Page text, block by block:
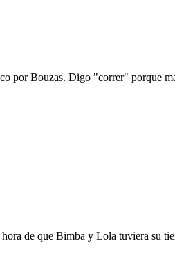
Bouzas. Digo "correr" porque
de que Bimba y Lola tuviera su